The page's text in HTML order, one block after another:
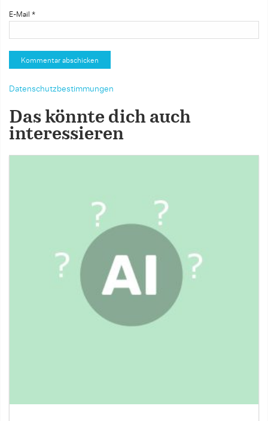
E-Mail *
Datenschutzbestimmungen
Das könnte dich auch
interessieren